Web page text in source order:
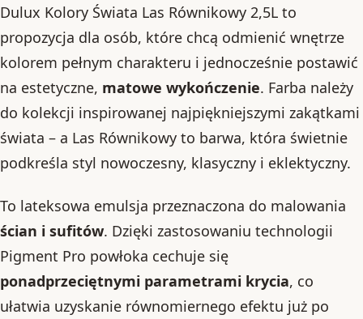
Dulux Kolory Świata Las Równikowy 2,5L to
propozycja dla osób, które chcą odmienić wnętrze
kolorem pełnym charakteru i jednocześnie postawić
na estetyczne, matowe wykończenie. Farba należy
do kolekcji inspirowanej najpiękniejszymi zakątkami
świata – a Las Równikowy to barwa, która świetnie
podkreśla styl nowoczesny, klasyczny i eklektyczny.
To lateksowa emulsja przeznaczona do malowania
ścian i sufitów. Dzięki zastosowaniu technologii
Pigment Pro powłoka cechuje się
ponadprzeciętnymi parametrami krycia, co
ułatwia uzyskanie równomiernego efektu już po